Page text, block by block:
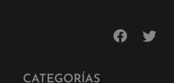
CATEGORÍAS